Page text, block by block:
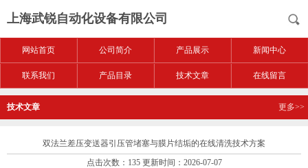
上海武锐自动化设备有限公司
网站首页 公司简介 产品展示 新闻中心
联系我们 产品目录 技术文章 在线留言
技术文章 更多>>
双法兰差压变送器引压管堵塞与膜片结垢的在线清洗技术方案
点击次数：135 更新时间：2026-07-07